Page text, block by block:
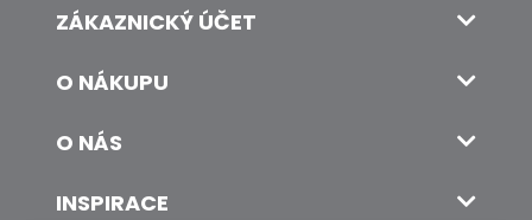
ZÁKAZNICKÝ ÚČET
O NÁKUPU
O NÁS
INSPIRACE